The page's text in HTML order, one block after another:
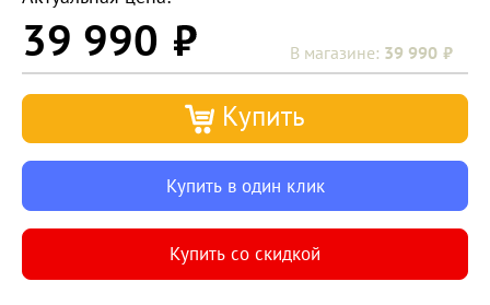
39 990 39 990
Купить
Купить в один клик
Купить со скидкой